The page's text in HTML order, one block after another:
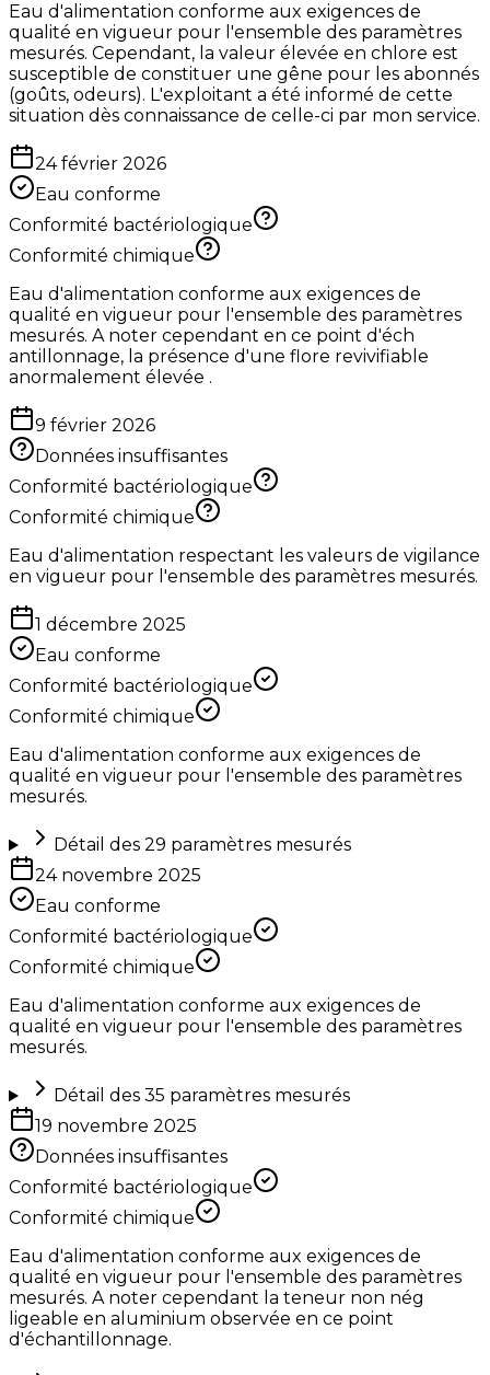
Eau d'alimentation conforme aux exigences de
qualité en vigueur pour l'ensemble des paramètres
mesurés. Cependant, la valeur élevée en chlore est
susceptible de constituer une gêne pour les abonnés
(goûts, odeurs). L'exploitant a été informé de cette
situation dès connaissance de celle-ci par mon service.
24 février 2026
Eau conforme
Conformité bactériologique
Conformité chimique
Eau d'alimentation conforme aux exigences de
qualité en vigueur pour l'ensemble des paramètres
mesurés. A noter cependant en ce point d'éch
antillonnage, la présence d'une flore revivifiable
anormalement élevée .
9 février 2026
Données insuffisantes
Conformité bactériologique
Conformité chimique
Eau d'alimentation respectant les valeurs de vigilance
en vigueur pour l'ensemble des paramètres mesurés.
1 décembre 2025
Eau conforme
Conformité bactériologique
Conformité chimique
Eau d'alimentation conforme aux exigences de
qualité en vigueur pour l'ensemble des paramètres
mesurés.
Détail des 29 paramètres mesurés
24 novembre 2025
Eau conforme
Conformité bactériologique
Conformité chimique
Eau d'alimentation conforme aux exigences de
qualité en vigueur pour l'ensemble des paramètres
mesurés.
Détail des 35 paramètres mesurés
19 novembre 2025
Données insuffisantes
Conformité bactériologique
Conformité chimique
Eau d'alimentation conforme aux exigences de
qualité en vigueur pour l'ensemble des paramètres
mesurés. A noter cependant la teneur non nég
ligeable en aluminium observée en ce point
d'échantillonnage.